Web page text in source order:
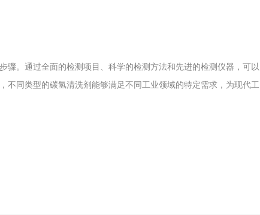
骤。通过全面的检测项目、科学的检测方法和先进的检测仪器，可以
不同类型的碳氢清洗剂能够满足不同工业领域的特定需求，为现代工